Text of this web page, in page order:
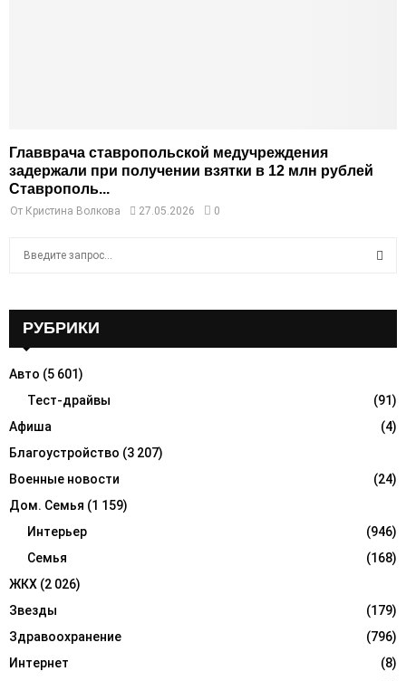
Главврача ставропольской медучреждения
задержали при получении взятки в 12 млн рублей
Ставрополь...
От Кристина Волкова 27.05.2026 0
o
R
C
H
РУБРИКИ
Авто (5 601)
Тест-драйвы
(91)
Афиша
(4)
Благоустройство (3 207)
Военные новости
(24)
Дом. Семья (1 159)
Интерьер
(946)
Семья
(168)
ЖКХ (2 026)
Звезды
(179)
Здравоохранение
(796)
Интернет
(8)